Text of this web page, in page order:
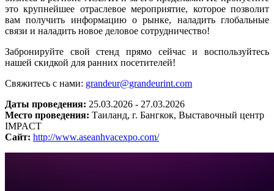
это крупнейшее отраслевое мероприятие, которое позволит
вам получить информацию о рынке, наладить глобальные
связи и наладить новое деловое сотрудничество!
Забронируйте свой стенд прямо сейчас и воспользуйтесь
нашей скидкой для ранних посетителей!
Свяжитесь с нами: grandeur@grandeurint.com
Даты проведения: 25.03.2026 - 27.03.2026
Место проведения: Таиланд, г. Бангкок, Выставочный центр
IMPACT
Сайт: http://www.aseanhvacexpo.com/